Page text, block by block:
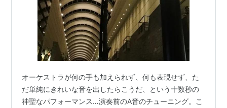
オーケストラが何の手も加えられず、何も表現せず、た
だ単純にきれいな音を出したらこうだ、という十数秒の
神聖なパフォーマンス…演奏前のA音のチューニング。こ